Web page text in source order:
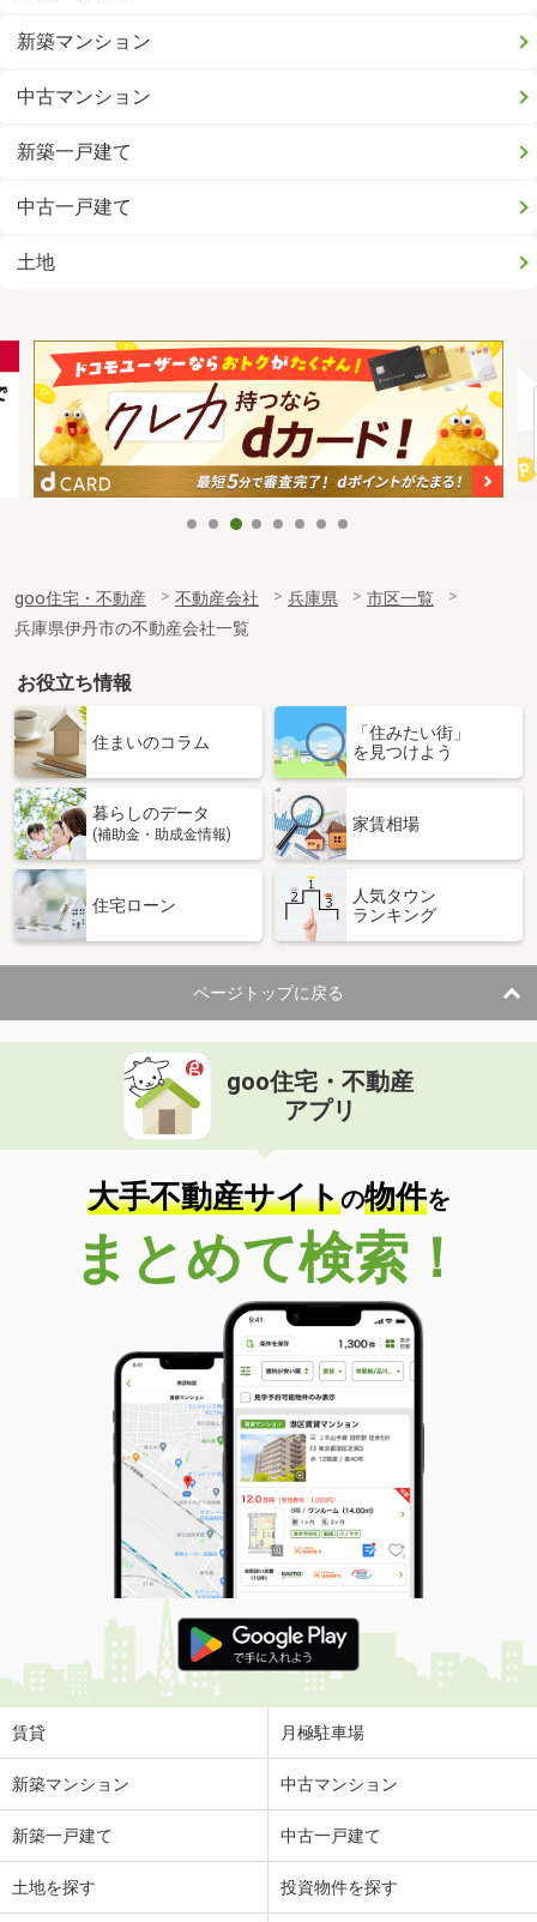
新築マンション
中古マンション
新築一戸建て
中古一戸建て
土地
goo住宅・不動産 不動産会社 兵庫県
市区一覧
兵庫県伊丹市の不動産会社一覧
お役立ち情報
住まいのコラム
「住みたい街」
を見つけよう
暮らしのデータ
(補助金・助成金情報)
家賃相場
住宅ローン
人気タウン
ランキング
ページトップに戻る
goo住宅・不動産
アプリ
大手不動産サイトの物件を
まとめて検索！
賃貸 月極駐車場
新築マンション 中古マンション
新築一戸建て 中古一戸建て
土地を探す 投資物件を探す